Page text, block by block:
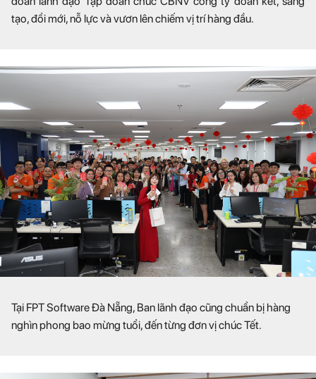
tạo, đổi mới, nỗ lực và vươn lên chiếm vị trí hàng đầu.
Tại FPT Software Đà Nẵng, Ban lãnh đạo cũng chuẩn bị hàng
nghìn phong bao mừng tuổi, đến từng đơn vị chúc Tết.